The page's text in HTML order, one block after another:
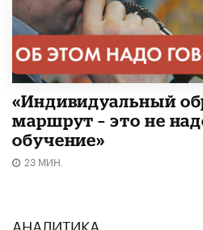
«Индивидуальный
маршрут – это не
обучение»
23 МИН.
АНАЛИТИКА